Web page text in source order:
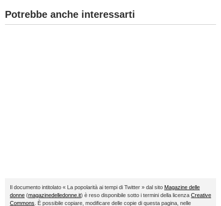
Potrebbe anche interessarti
Il documento intitolato « La popolarità ai tempi di Twitter » dal sito Magazine delle
donne (magazinedelledonne.it) è reso disponibile sotto i termini della licenza Creative
Commons . È possibile copiare, modificare delle copie di questa pagina, nelle